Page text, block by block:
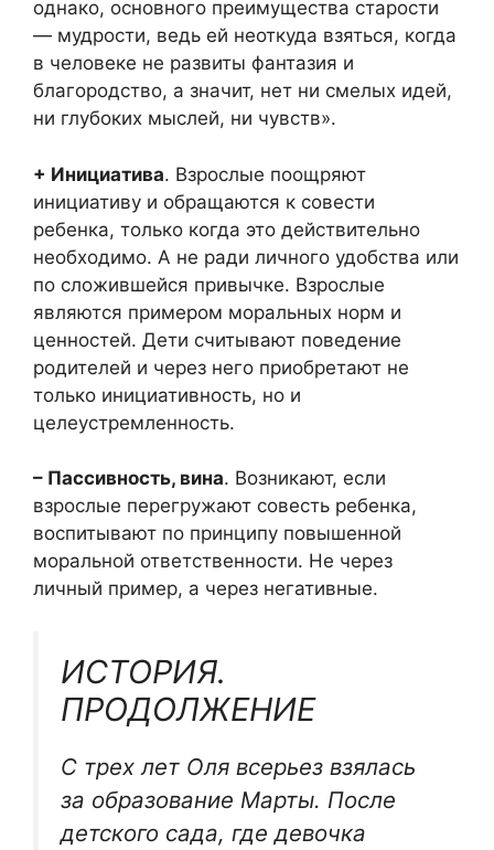
однако, основного преимущества старости
— мудрости, ведь ей неоткуда взяться, когда
в человеке не развиты фантазия и
благородство, а значит, нет ни смелых идей,
ни глубоких мыслей, ни чувств».
+ Инициатива. Взрослые поощряют
инициативу и обращаются к совести
ребенка, только когда это действительно
необходимо. А не ради личного удобства или
по сложившейся привычке. Взрослые
являются примером моральных норм и
ценностей. Дети считывают поведение
родителей и через него приобретают не
только инициативность, но и
целеустремленность.
– Пассивность, вина. Возникают, если
взрослые перегружают совесть ребенка,
воспитывают по принципу повышенной
моральной ответственности. Не через
личный пример, а через негативные.
ИСТОРИЯ.
ПРОДОЛЖЕНИЕ
С трех лет Оля всерьез взялась
за образование Марты. После
детского сада, где девочка